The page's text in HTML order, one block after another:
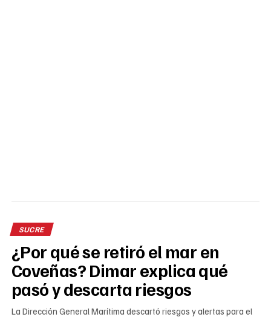
SUCRE
¿Por qué se retiró el mar en
Coveñas? Dimar explica qué
pasó y descarta riesgos
La Dirección General Marítima descartó riesgos y alertas para el